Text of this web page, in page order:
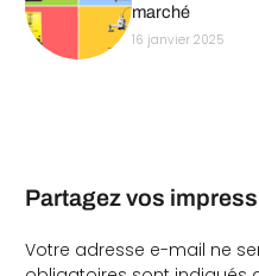
marché
16 janvier 2025
Partagez vos
Votre adresse e-mail ne